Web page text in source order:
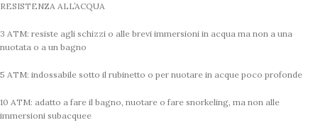
RESISTENZA ALL’ACQUA
3 ATM: resiste agli schizzi o alle brevi immersioni in acqua ma non a una
nuotata o a un bagno
5 ATM: indossabile sotto il rubinetto o per nuotare in acque poco profonde
10 ATM: adatto a fare il bagno, nuotare o fare snorkeling, ma non alle
immersioni subacquee